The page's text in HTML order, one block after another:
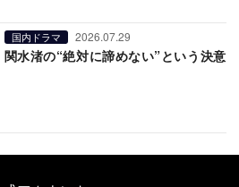
国内ドラマ 2026.07.29
関水渚の“絶対に諦めない”という決意